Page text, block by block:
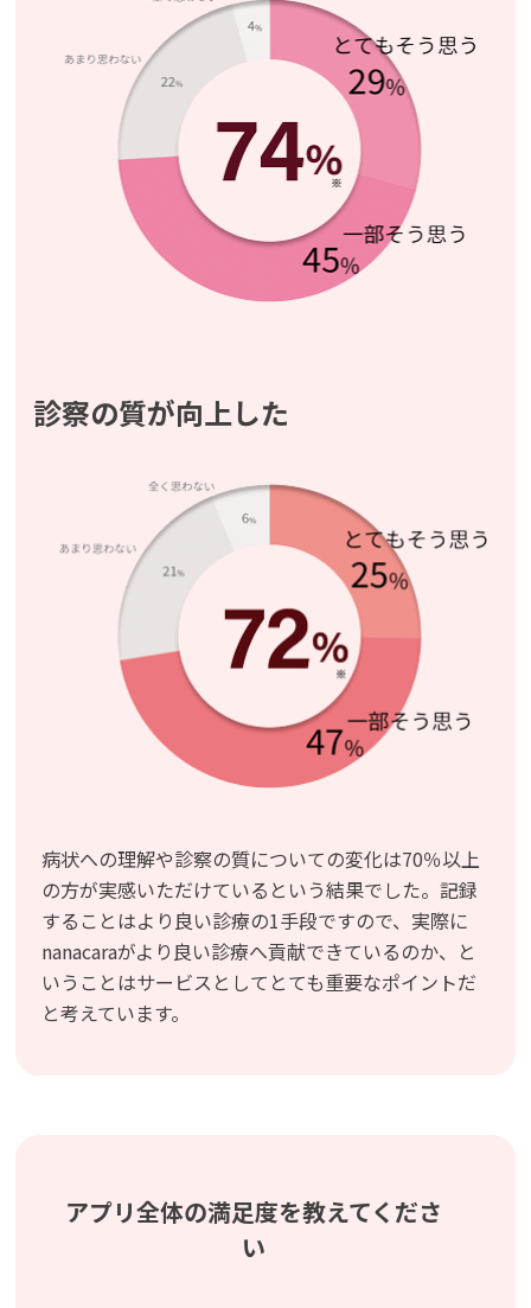
診察の質が向上した
病状への理解や診察の質についての変化は70％以上
の方が実感いただけているという結果でした。記録
することはより良い診療の1手段ですので、実際に
nanacaraがより良い診療へ貢献できているのか、と
いうことはサービスとしてとても重要なポイントだ
と考えています。
アプリ全体の満足度を教えてくださ
い